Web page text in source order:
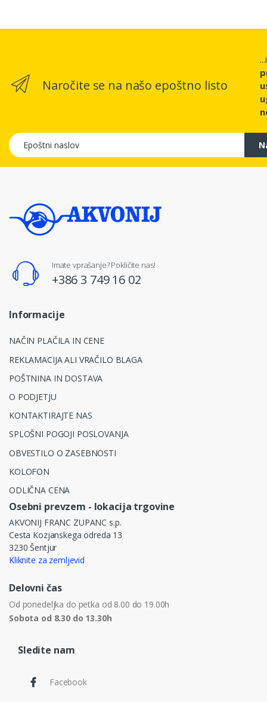
Naročite se na našo epoštno listo
Epoštni naslov
Imate vprašanje? Pokličite nas!
+386 3 749 16 02
Informacije
NAČIN PLAČILA IN CENE
REKLAMACIJA ALI VRAČILO BLAGA
POŠTNINA IN DOSTAVA
O PODJETJU
KONTAKTIRAJTE NAS
SPLOŠNI POGOJI POSLOVANJA
OBVESTILO O ZASEBNOSTI
KOLOFON
ODLIČNA CENA
Osebni prevzem - lokacija trgovine
AKVONIJ FRANC ZUPANC s.p.
Cesta Kozjanskega odreda 13
3230 Šentjur
Kliknite za zemljevid
Delovni čas
Od ponedeljka do petka od 8.00 do 19.00h
Sobota od 8.30 do 13.30h
Sledite nam
Facebook